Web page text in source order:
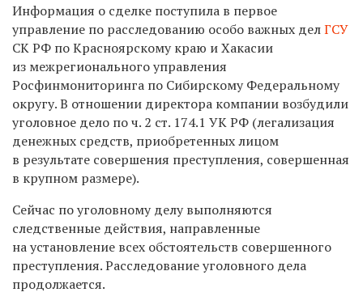
Информация о сделке поступила в первое
управление по расследованию особо важных делГСУ
СК РФ по Красноярскому краю и Хакасии
из межрегионального управления
Росфинмониторинга по Сибирскому Федеральному
округу. В отношении директора компании возбудили
уголовное дело по ч. 2 ст. 174.1 УК РФ (легализация
денежных средств, приобретенных лицом
в результате совершения преступления, совершенная
в крупном размере).
Сейчас по уголовному делу выполняются
следственные действия, направленные
на установление всех обстоятельств совершенного
преступления. Расследование уголовного дела
продолжается.